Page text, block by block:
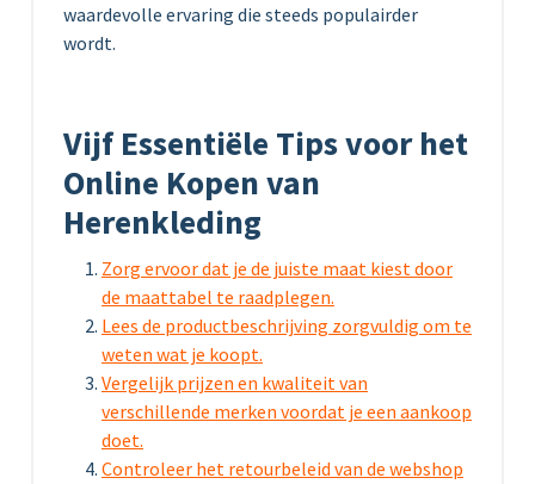
waardevolle ervaring die steeds populairder
wordt.
Vijf Essentiële Tips voor het
Online Kopen van
Herenkleding
Zorg ervoor dat je de juiste maat kiest door
de maattabel te raadplegen.
Lees de productbeschrijving zorgvuldig om te
weten wat je koopt.
Vergelijk prijzen en kwaliteit van
verschillende merken voordat je een aankoop
doet.
Controleer het retourbeleid van de webshop